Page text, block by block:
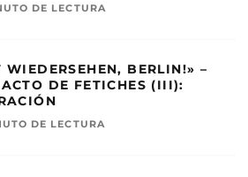
DE LECTURA
WIEDERSEHEN, BERLIN!» –
DE FETICHES (III):
DE LECTURA